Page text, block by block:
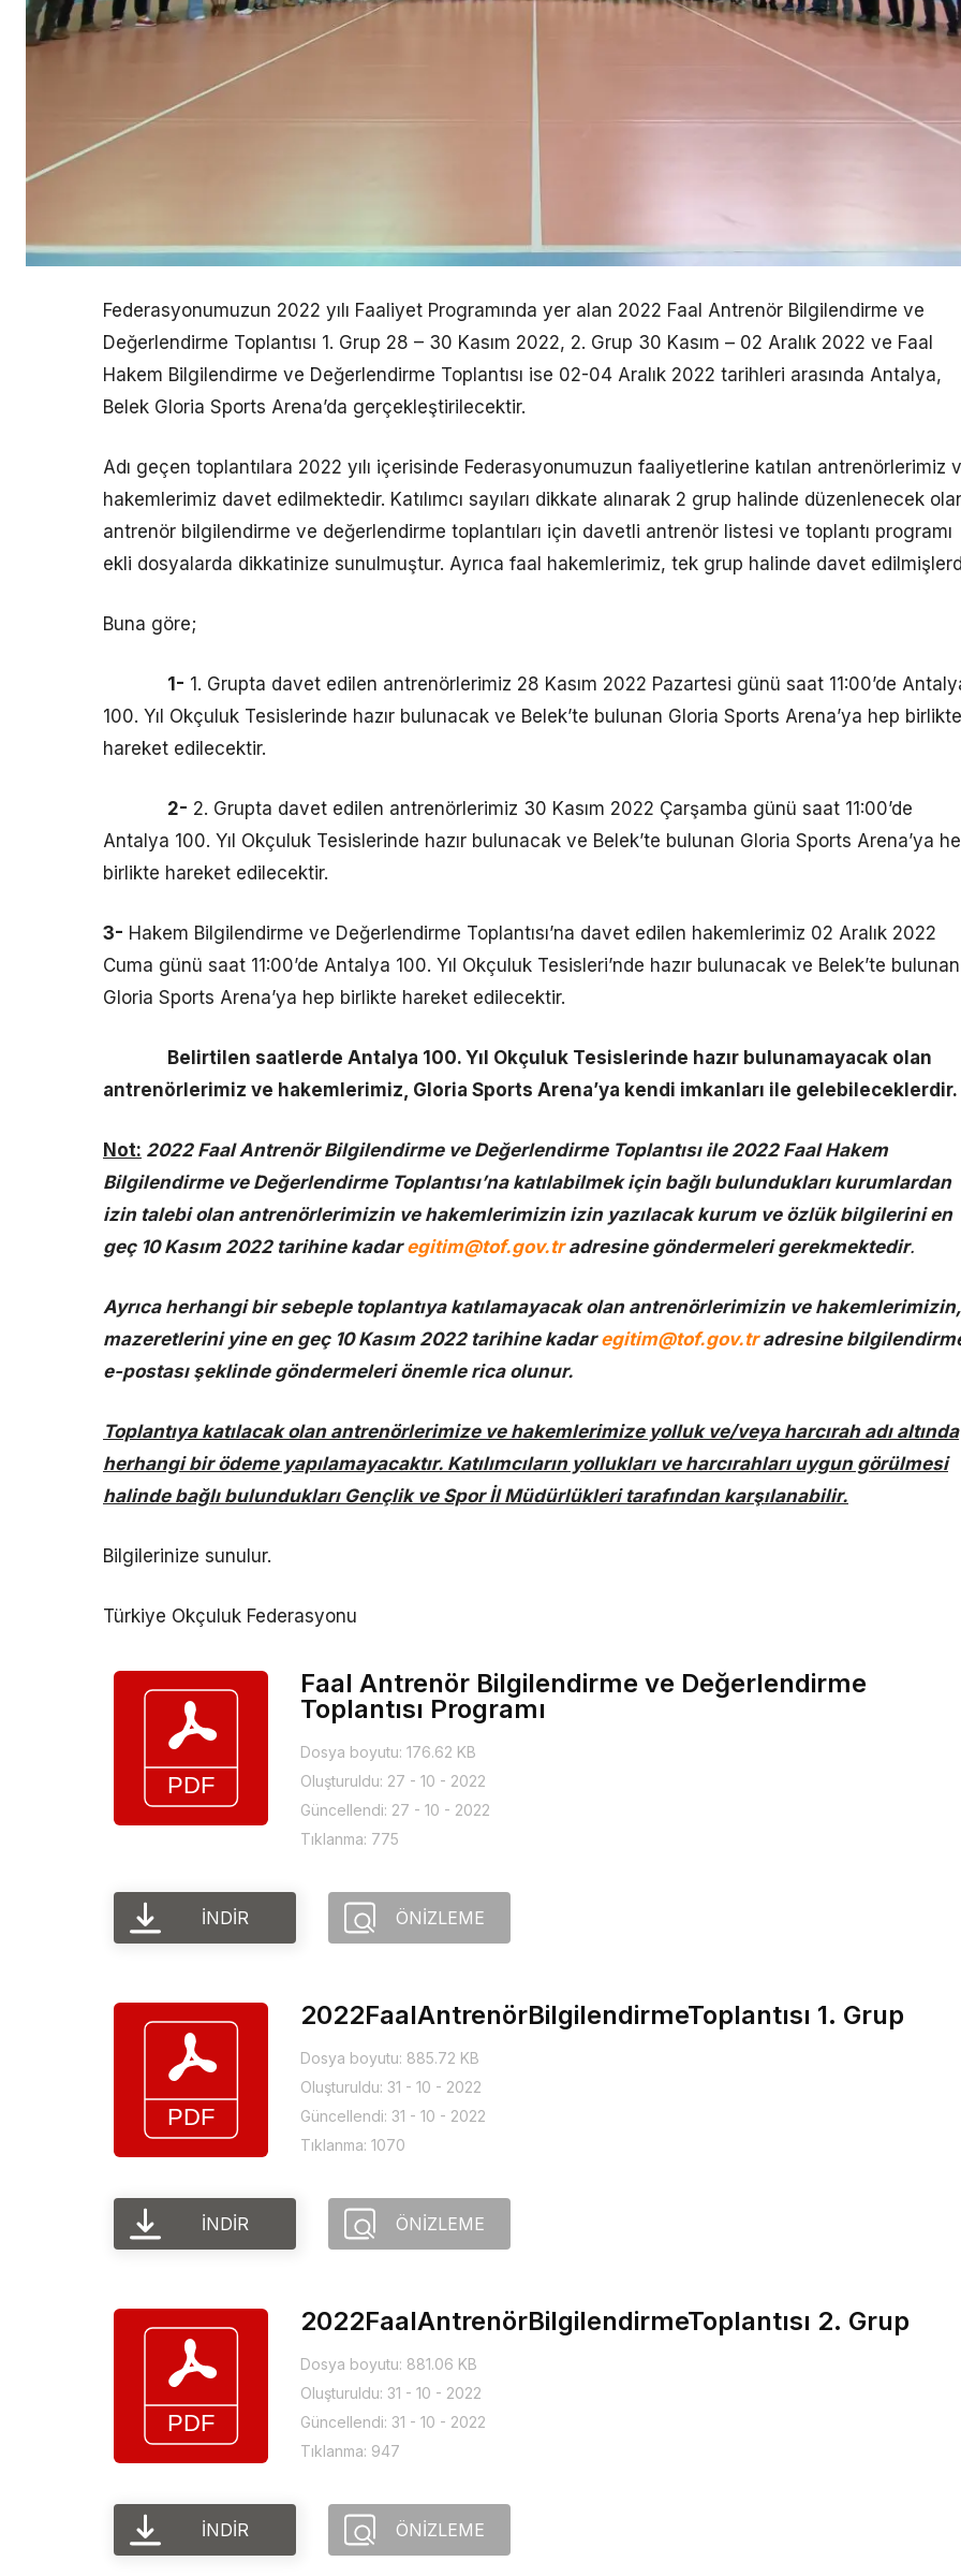
Federasyonumuzun 2022 yılı Faaliyet Programında yer alan 2022 Faal Antrenör Bilgilendirme ve
Değerlendirme Toplantısı 1. Grup 28 – 30 Kasım 2022, 2. Grup 30 Kasım – 02 Aralık 2022 ve Faal
Hakem Bilgilendirme ve Değerlendirme Toplantısı ise 02-04 Aralık 2022 tarihleri arasında Antalya,
Belek Gloria Sports Arena’da gerçekleştirilecektir.
Adı geçen toplantılara 2022 yılı içerisinde Federasyonumuzun faaliyetlerine katılan antrenörlerimiz
hakemlerimiz davet edilmektedir. Katılımcı sayıları dikkate alınarak 2 grup halinde düzenlenecek
antrenör bilgilendirme ve değerlendirme toplantıları için davetli antrenör listesi ve toplantı programı
ekli dosyalarda dikkatinize sunulmuştur. Ayrıca faal hakemlerimiz, tek grup halinde davet
Buna göre;
1- 1. Grupta davet edilen antrenörlerimiz 28 Kasım 2022 Pazartesi günü saat 11:00’de
100. Yıl Okçuluk Tesislerinde hazır bulunacak ve Belek’te bulunan Gloria Sports Arena’ya hep birlikte
hareket edilecektir.
2- 2. Grupta davet edilen antrenörlerimiz 30 Kasım 2022 Çarşamba günü saat 11:00’de
Antalya 100. Yıl Okçuluk Tesislerinde hazır bulunacak ve Belek’te bulunan Gloria Sports Arena’ya
birlikte hareket edilecektir.
3- Hakem Bilgilendirme ve Değerlendirme Toplantısı’na davet edilen hakemlerimiz 02 Aralık 2022
Cuma günü saat 11:00’de Antalya 100. Yıl Okçuluk Tesisleri’nde hazır bulunacak ve Belek’te bulunan
Gloria Sports Arena’ya hep birlikte hareket edilecektir.
Belirtilen saatlerde Antalya 100. Yıl Okçuluk Tesislerinde hazır bulunamayacak olan
antrenörlerimiz ve hakemlerimiz, Gloria Sports Arena’ya kendi imkanları ile gelebileceklerdir.
Not: 2022 Faal Antrenör Bilgilendirme ve Değerlendirme Toplantısı ile 2022 Faal Hakem
Bilgilendirme ve Değerlendirme Toplantısı’na katılabilmek için bağlı bulundukları kurumlardan
izin talebi olan antrenörlerimizin ve hakemlerimizin izin yazılacak kurum ve özlük bilgilerini en
geç 10 Kasım 2022 tarihine kadaregitim@tof.gov.tradresine göndermeleri gerekmektedir.
Ayrıca herhangi bir sebeple toplantıya katılamayacak olan antrenörlerimizin ve hakemlerimizin,
mazeretlerini yine en geç 10 Kasım 2022 tarihine kadaregitim@tof.gov.tradresine
e-postası şeklinde göndermeleri önemle rica olunur.
Toplantıya katılacak olan antrenörlerimize ve hakemlerimize yolluk ve/veya harcırah adı altında
herhangi bir ödeme yapılamayacaktır. Katılımcıların yollukları ve harcırahları uygun görülmesi
halinde bağlı bulundukları Gençlik ve Spor İl Müdürlükleri tarafından karşılanabilir.
Bilgilerinize sunulur.
Türkiye Okçuluk Federasyonu
Faal Antrenör Bilgilendirme ve Değerlendirme
Toplantısı Programı
Dosya boyutu: 176.62 KB
Oluşturuldu: 27 - 10 - 2022
Güncellendi: 27 - 10 - 2022
Tıklanma: 775
İNDIR ÖNIZLEME
2022FaalAntrenörBilgilendirmeToplantısı 1. Grup
Dosya boyutu: 885.72 KB
Oluşturuldu: 31 - 10 - 2022
Güncellendi: 31 - 10 - 2022
Tıklanma: 1070
İNDIR ÖNIZLEME
2022FaalAntrenörBilgilendirmeToplantısı 2. Grup
Dosya boyutu: 881.06 KB
Oluşturuldu: 31 - 10 - 2022
Güncellendi: 31 - 10 - 2022
Tıklanma: 947
İNDIR ÖNIZLEME